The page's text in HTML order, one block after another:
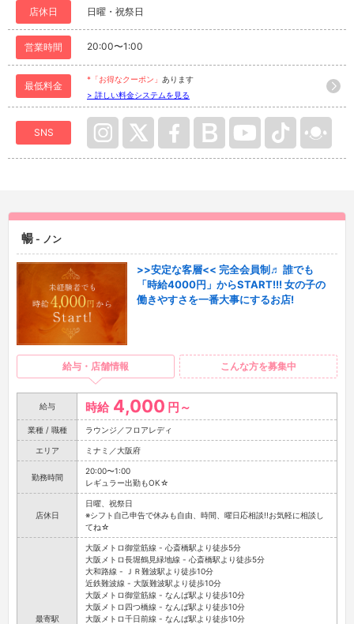
店休日 日曜・祝祭日
営業時間 20:00〜1:00
最低料金
*「お得なクーポン」 あります
> 詳しい料金システムを見る
SNS
暢 - ノン
>>安定な客層<< 完全会員制♬ 誰でも
「時給4000円」からSTART!!! 女の子の
働きやすさを一番大事にするお店!
給与・店舗情報 こんな方を募集中
給与 時給 4,000 円～
業種 / 職種 ラウンジ／フロアレディ
エリア ミナミ／大阪府
勤務時間
20:00〜1:00
レギュラー出勤もOK☆
店休日
日曜、祝祭日
※シフト自己申告で休みも自由、時間、曜日応相談!!お気軽に相談し
てね☆
最寄駅
大阪メトロ御堂筋線 - 心斎橋駅より徒歩5分
大阪メトロ長堀鶴見緑地線 - 心斎橋駅より徒歩5分
大和路線 - ＪＲ難波駅より徒歩10分
近鉄難波線 - 大阪難波駅より徒歩10分
大阪メトロ御堂筋線 - なんば駅より徒歩10分
大阪メトロ四つ橋線 - なんば駅より徒歩10分
大阪メトロ千日前線 - なんば駅より徒歩10分